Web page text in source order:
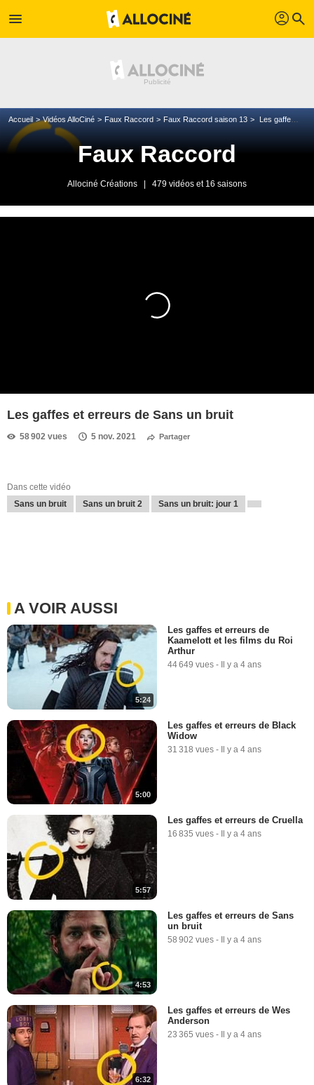
menu profil search
Accueil Vidéos AlloCiné Faux Raccord Faux Raccord saison 13 Les gaffes et erreurs de Sans un bruit
Faux Raccord
Allociné Créations 479 vidéos et 16 saisons
Les gaffes et erreurs de Sans un bruit
58 902 vues 5 nov. 2021 Partager
Dans cette vidéo
Sans un bruit
Sans un bruit 2 Sans un bruit: jour 1
A VOIR AUSSI
5:24
Les gaffes et erreurs de
Kaamelott et les films du Roi
Arthur
44 649 vues - Il y a 4 ans
5:00
Les gaffes et erreurs de Black
Widow
31 318 vues - Il y a 4 ans
5:57
Les gaffes et erreurs de Cruella
16 835 vues - Il y a 4 ans
4:53
Les gaffes et erreurs de Sans
un bruit
58 902 vues - Il y a 4 ans
6:32
Les gaffes et erreurs de Wes
Anderson
23 365 vues - Il y a 4 ans